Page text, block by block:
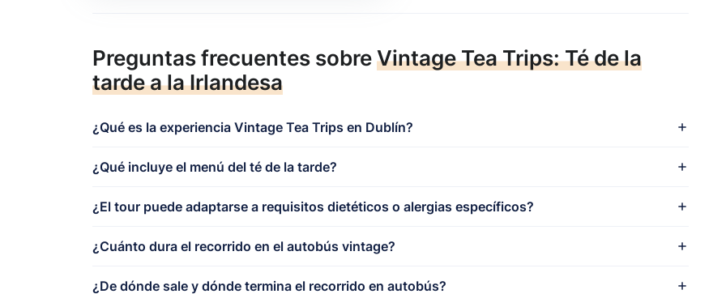
Preguntas frecuentes sobreVintage Tea Trips: Té de la
tarde a la Irlandesa
¿Qué es la experiencia Vintage Tea Trips en Dublín?
¿Qué incluye el menú del té de la tarde?
¿El tour puede adaptarse a requisitos dietéticos o alergias específicos?
¿Cuánto dura el recorrido en el autobús vintage?
¿De dónde sale y dónde termina el recorrido en autobús?